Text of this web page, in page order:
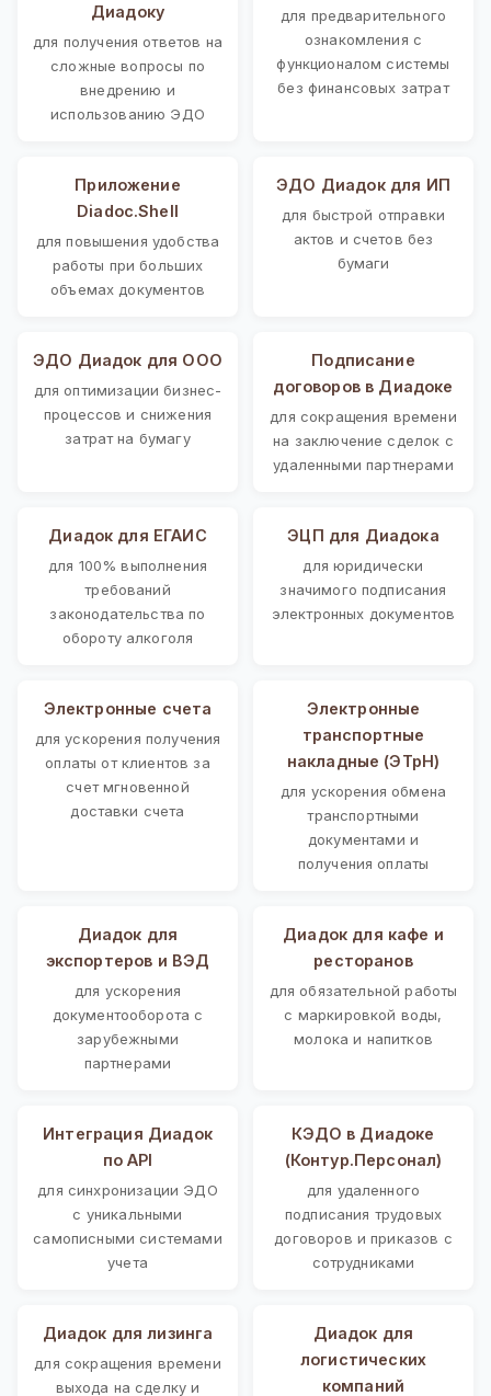
Диадоку
для получения ответов на
сложные вопросы по
внедрению и
использованию ЭДО
для предварительного
ознакомления с
функционалом системы
без финансовых затрат
Приложение
Diadoc.Shell
для повышения удобства
работы при больших
объемах документов
ЭДО Диадок для ИП
для быстрой отправки
актов и счетов без
бумаги
ЭДО Диадок для ООО
для оптимизации бизнес-
процессов и снижения
затрат на бумагу
Подписание
договоров в Диадоке
для сокращения времени
на заключение сделок с
удаленными партнерами
Диадок для ЕГАИС
для 100% выполнения
требований
законодательства по
обороту алкоголя
ЭЦП для Диадока
для юридически
значимого подписания
электронных документов
Электронные счета
для ускорения получения
оплаты от клиентов за
счет мгновенной
доставки счета
Электронные
транспортные
накладные (ЭТрН)
для ускорения обмена
транспортными
документами и
получения оплаты
Диадок для
экспортеров и ВЭД
для ускорения
документооборота с
зарубежными
партнерами
Диадок для кафе и
ресторанов
для обязательной работы
с маркировкой воды,
молока и напитков
Интеграция Диадок
по API
для синхронизации ЭДО
с уникальными
самописными системами
учета
КЭДО в Диадоке
(Контур.Персонал)
для удаленного
подписания трудовых
договоров и приказов с
сотрудниками
Диадок для лизинга
для сокращения времени
выхода на сделку и
Диадок для
логистических
компаний